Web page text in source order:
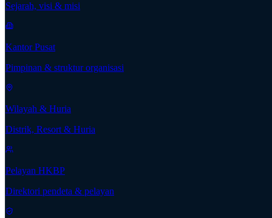
Sejarah, visi & misi
Kantor Pusat
Pimpinan & struktur organisasi
Wilayah & Huria
Distrik, Resort & Huria
Pelayan HKBP
Direktori pendeta & pelayan